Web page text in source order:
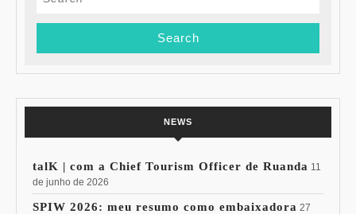
NEWS
talK | com a Chief Tourism Officer de Ruanda 11
de junho de 2026
SPIW 2026: meu resumo como embaixadora 27